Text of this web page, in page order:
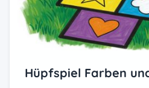
Hüpfspiel Farben